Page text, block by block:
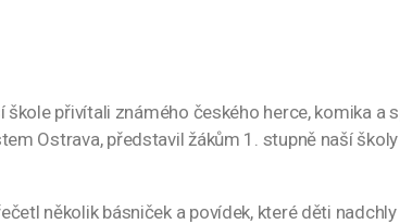
přivítali známého českého herce, komika a
Ostrava, představil žákům 1. stupně naší
několik básniček a povídek, které děti